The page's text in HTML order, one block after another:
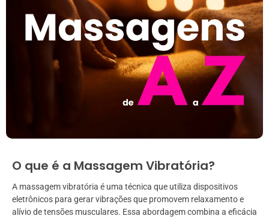
O que é a Massagem Vibratória?
A massagem vibratória é uma técnica que utiliza dispositivos
eletrônicos para gerar vibrações que promovem relaxamento e
alívio de tensões musculares. Essa abordagem combina a eficácia